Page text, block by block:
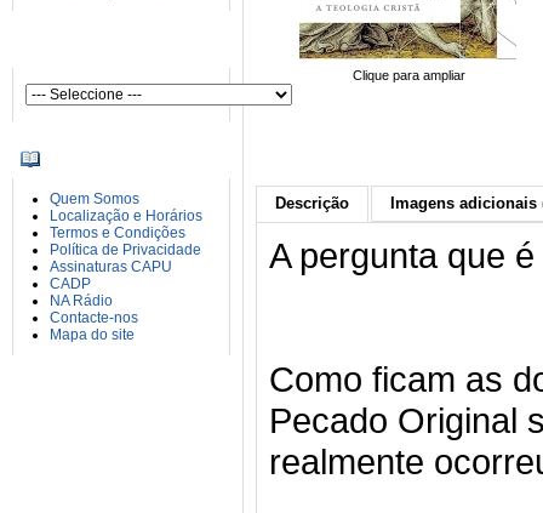
Quem Somos
Localização e Horários
Termos e Condições
Política de Privacidade
Assinaturas CAPU
CADP
NA Rádio
Contacte-nos
Mapa do site
Clique para ampliar
Descrição Imagens adicionais
A pergunta que
Como ficam as
Pecado Original
realmente